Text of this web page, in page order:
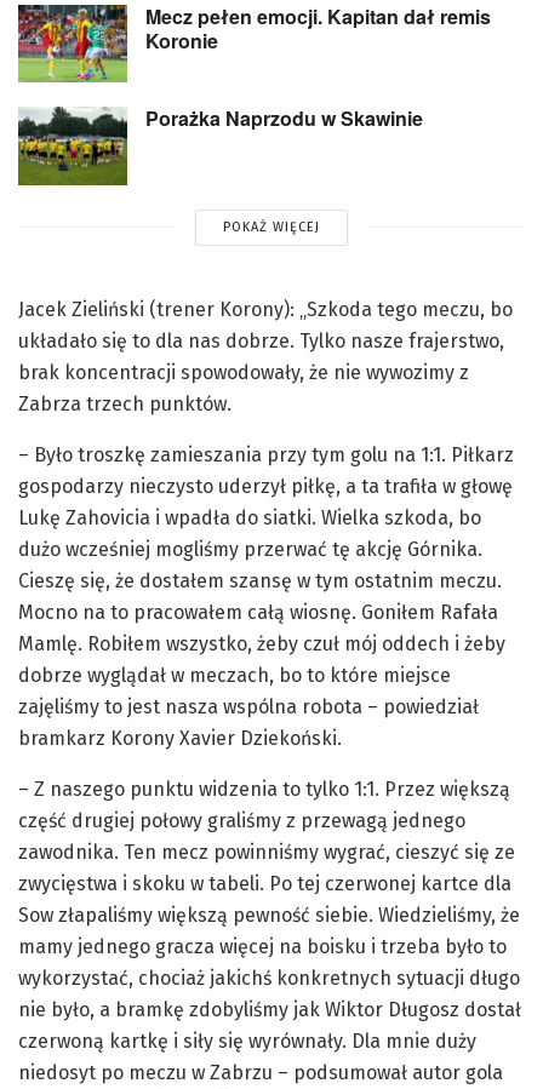
Mecz pełen emocji. Kapitan dał remis
Koronie
Porażka Naprzodu w Skawinie
POKAŻ WIĘCEJ
Jacek Zieliński (trener Korony): „Szkoda tego meczu, bo
układało się to dla nas dobrze. Tylko nasze frajerstwo,
brak koncentracji spowodowały, że nie wywozimy z
Zabrza trzech punktów.
– Było troszkę zamieszania przy tym golu na 1:1. Piłkarz
gospodarzy nieczysto uderzył piłkę, a ta trafiła w głowę
Lukę Zahovicia i wpadła do siatki. Wielka szkoda, bo
dużo wcześniej mogliśmy przerwać tę akcję Górnika.
Cieszę się, że dostałem szansę w tym ostatnim meczu.
Mocno na to pracowałem całą wiosnę. Goniłem Rafała
Mamlę. Robiłem wszystko, żeby czuł mój oddech i żeby
dobrze wyglądał w meczach, bo to które miejsce
zajęliśmy to jest nasza wspólna robota – powiedział
bramkarz Korony Xavier Dziekoński.
– Z naszego punktu widzenia to tylko 1:1. Przez większą
część drugiej połowy graliśmy z przewagą jednego
zawodnika. Ten mecz powinniśmy wygrać, cieszyć się ze
zwycięstwa i skoku w tabeli. Po tej czerwonej kartce dla
Sow złapaliśmy większą pewność siebie. Wiedzieliśmy, że
mamy jednego gracza więcej na boisku i trzeba było to
wykorzystać, chociaż jakichś konkretnych sytuacji długo
nie było, a bramkę zdobyliśmy jak Wiktor Długosz dostał
czerwoną kartkę i siły się wyrównały. Dla mnie duży
niedosyt po meczu w Zabrzu – podsumował autor gola